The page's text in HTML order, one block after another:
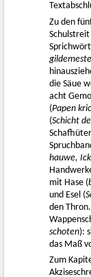
Zu den
die Säue
acht
(Papen
(Schicht
hauwe,
mit Hase (
und Esel (
den
schoten):
das Maß
Zum